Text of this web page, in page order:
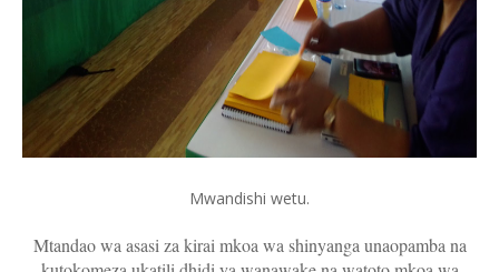
Mwandishi wetu.
Mtandao wa asasi za kirai mkoa wa shinyanga unaopamba na